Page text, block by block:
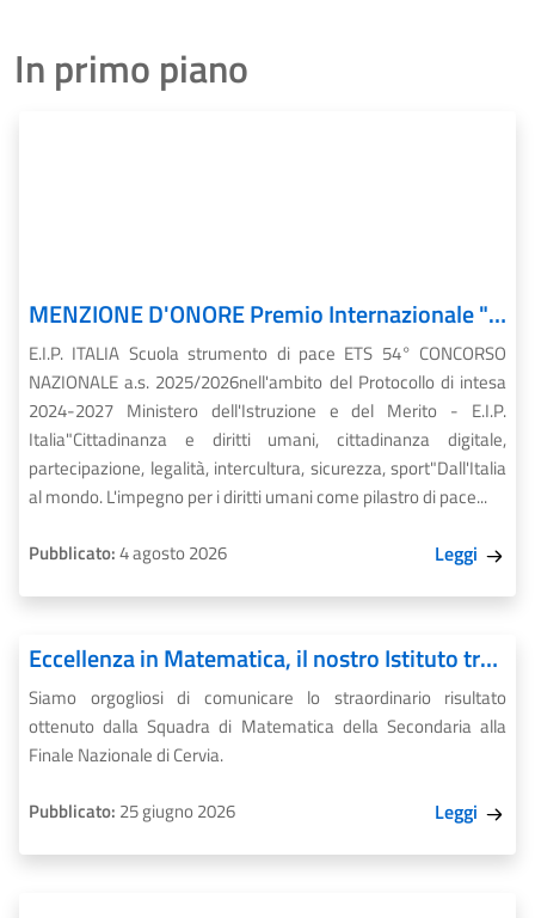
In primo piano
MENZIONE D'ONORE Premio Internazionale "E.I.P. Jacques Mühlethaler"
E.I.P. ITALIA Scuola strumento di pace ETS 54° CONCORSO
NAZIONALE a.s. 2025/2026nell'ambito del Protocollo di intesa
2024-2027 Ministero dell'Istruzione e del Merito - E.I.P.
Italia"Cittadinanza e diritti umani, cittadinanza digitale,
partecipazione, legalità, intercultura, sicurezza, sport"Dall'Italia
al mondo. L'impegno per i diritti umani come pilastro di pace...
Pubblicato:4 agosto 2026 Leggi
Eccellenza in Matematica, il nostro Istituto tra i migliori in Italia!!
Siamo orgogliosi di comunicare lo straordinario risultato
ottenuto dalla Squadra di Matematica della Secondaria alla
Finale Nazionale di Cervia.
Pubblicato: 25 giugno 2026 Leggi